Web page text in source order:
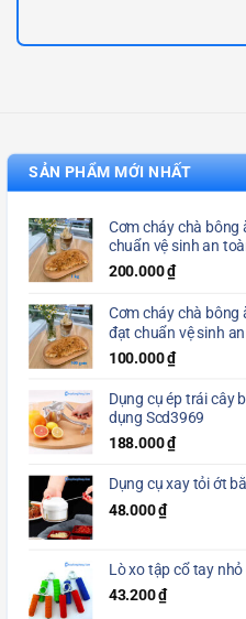
SẢN PHẨM MỚI NHẤT
Cơm cháy chà bông
chuẩn vệ sinh an
200.000₫
Cơm cháy chà bông
đạt chuẩn vệ sinh
100.000₫
Dụng cụ ép trái cây
dụng Scd3969
188.000₫
Dụng cụ xay tỏi ớt
48.000₫
Lò xo tập cổ tay
43.200₫